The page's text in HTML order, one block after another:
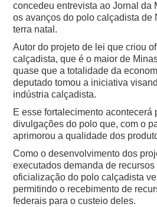
concedeu entrevista ao Jornal da
os avanços do polo calçadista de
terra natal.
Autor do projeto de lei que criou
calçadista, que é o maior de
quase que a totalidade da
deputado tomou a iniciativa
indústria calçadista.
E esse fortalecimento acontecerá
divulgações do polo que, com o
aprimorou a qualidade dos
Como o desenvolvimento dos
executados demanda de
oficialização do polo calçadista
permitindo o recebimento de
federais para o custeio deles.